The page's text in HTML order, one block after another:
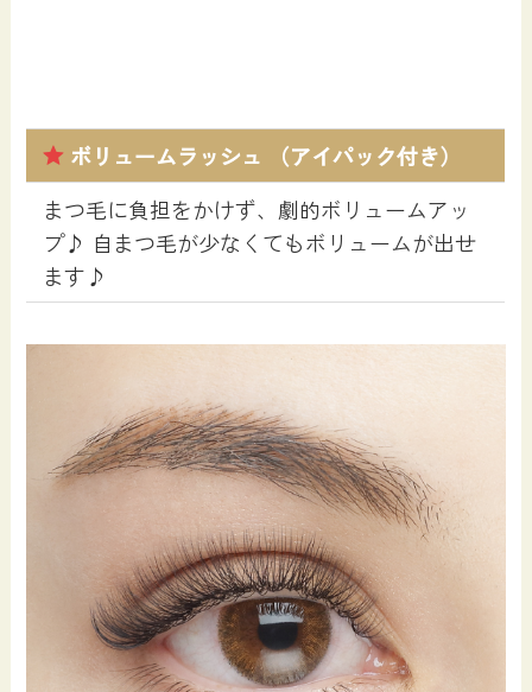
ボリュームラッシュ （アイパック付き）
まつ毛に負担をかけず、劇的ボリュームアッ
プ♪ 自まつ毛が少なくてもボリュームが出せ
ます♪